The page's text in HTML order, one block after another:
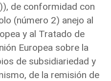
de conformidad con
(número 2) anejo al
y al Tratado de
Europea sobre la
de subsidiariedad y
de la remisión de